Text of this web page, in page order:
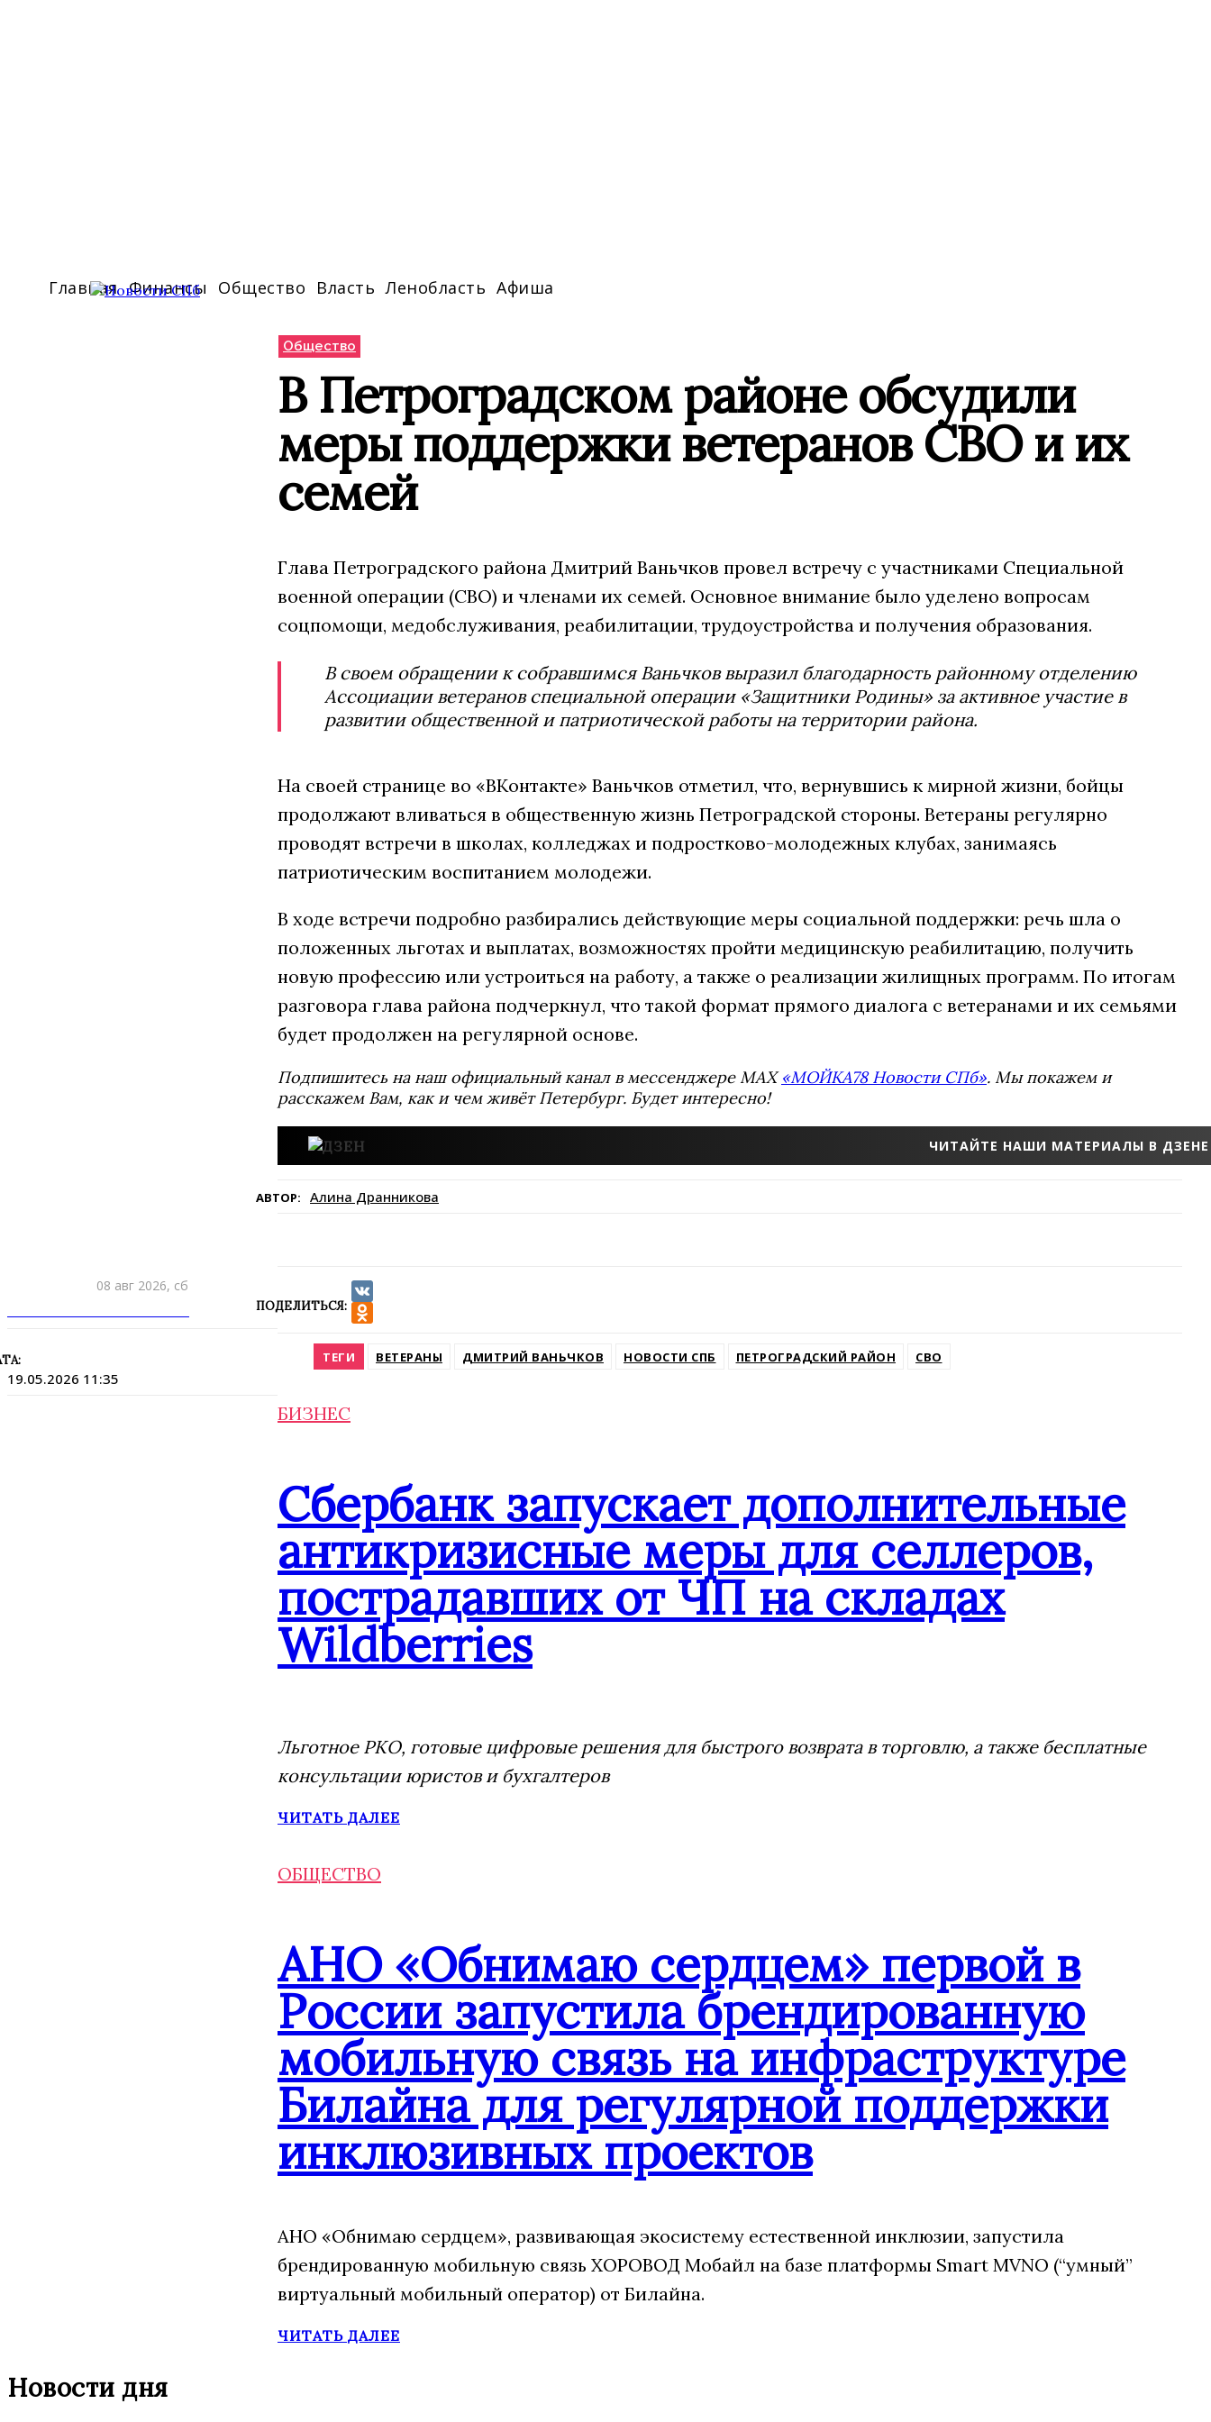
Главная Финансы Общество Власть Ленобласть Афиша
08 авг 2026, сб
19.05.2026 11:35
Общество
В Петроградском районе обсудили
меры поддержки ветеранов СВО и их
семей
Глава Петроградского района Дмитрий Ваньчков провел встречу с участниками Специальной
военной операции (СВО) и членами их семей. Основное внимание было уделено вопросам
соцпомощи, медобслуживания, реабилитации, трудоустройства и получения образования.
В своем обращении к собравшимся Ваньчков выразил благодарность районному отделению
Ассоциации ветеранов специальной операции «Защитники Родины» за активное участие в
развитии общественной и патриотической работы на территории района.
На своей странице во «ВКонтакте» Ваньчков отметил, что, вернувшись к мирной жизни, бойцы
продолжают вливаться в общественную жизнь Петроградской стороны. Ветераны регулярно
проводят встречи в школах, колледжах и подростково-молодежных клубах, занимаясь
патриотическим воспитанием молодежи.
В ходе встречи подробно разбирались действующие меры социальной поддержки: речь шла о
положенных льготах и выплатах, возможностях пройти медицинскую реабилитацию, получить
новую профессию или устроиться на работу, а также о реализации жилищных программ. По итогам
разговора глава района подчеркнул, что такой формат прямого диалога с ветеранами и их семьями
будет продолжен на регулярной основе.
Подпишитесь на наш официальный канал в мессенджере MAX«МОЙКА78 Новости СПб». Мы покажем и
расскажем Вам, как и чем живёт Петербург. Будет интересно!
ЧИТАЙТЕ НАШИ МАТЕРИАЛЫ В ДЗЕНЕ
АВТОР: Алина Дранникова
ПОДЕЛИТЬСЯ:
VK
ТЕГИ ВЕТЕРАНЫ ДМИТРИЙ ВАНЬЧКОВ НОВОСТИ СПБ ПЕТРОГРАДСКИЙ РАЙОН СВО
БИЗНЕС
Сбербанк запускает дополнительные
антикризисные меры для селлеров,
пострадавших от ЧП на складах
Wildberries
Льготное РКО, готовые цифровые решения для быстрого возврата в торговлю, а также бесплатные
консультации юристов и бухгалтеров
ЧИТАТЬ ДАЛЕЕ
ОБЩЕСТВО
АНО «Обнимаю сердцем» первой в
России запустила брендированную
мобильную связь на инфраструктуре
Билайна для регулярной поддержки
инклюзивных проектов
АНО «Обнимаю сердцем», развивающая экосистему естественной инклюзии, запустила
брендированную мобильную связь ХОРОВОД Мобайл на базе платформы Smart MVNO (“умный”
виртуальный мобильный оператор) от Билайна.
ЧИТАТЬ ДАЛЕЕ
Новости дня